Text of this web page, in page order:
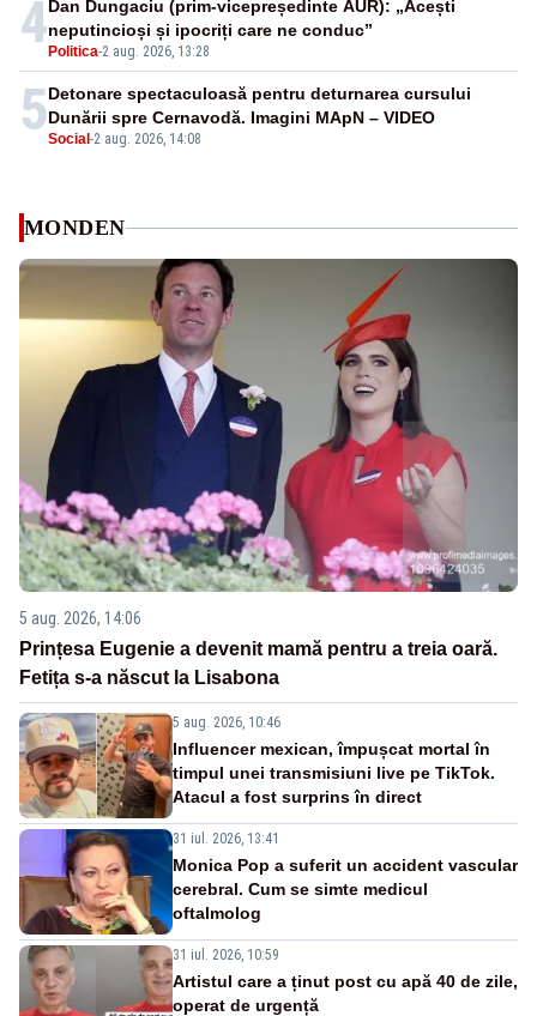
4 Politica-2 aug. 2026, 13:28
Dan Dungaciu (prim-vicepreședinte AUR): „Acești
neputincioși și ipocriți care ne conduc”
5Social -2 aug. 2026, 14:08
Detonare spectaculoasă pentru deturnarea cursului
Dunării spre Cernavodă. Imagini MApN – VIDEO
MONDEN
5 aug. 2026, 14:06
Prințesa Eugenie a devenit mamă pentru a treia oară.
Fetița s-a născut la Lisabona
5 aug. 2026, 10:46
Influencer mexican, împușcat mortal în
timpul unei transmisiuni live pe TikTok.
Atacul a fost surprins în direct
31 iul. 2026, 13:41
Monica Pop a suferit un accident vascular
cerebral. Cum se simte medicul
oftalmolog
31 iul. 2026, 10:59
Artistul care a ținut post cu apă 40 de zile,
operat de urgență